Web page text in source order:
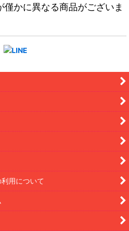
かに異なる商品がございま
用について